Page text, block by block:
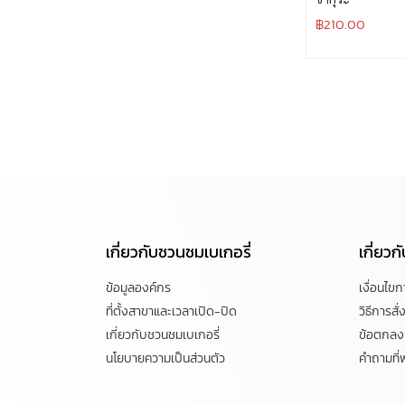
฿210.00
เกี่ยวกับชวนชมเบเกอรี่
ข้อมูลองค์กร
ที่ตั้งสาขาและเวลาเปิด-ปิด
เกี่ยวกับชวนชมเบเกอรี่
นโยบายความเป็นส่วนตัว
เกี่ยว
เงื่อนไข
วิธีการสั่
ข้อตกลง
คำถาม